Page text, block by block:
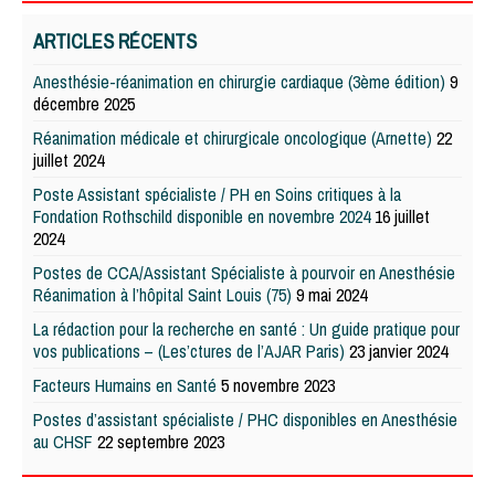
ARTICLES RÉCENTS
Anesthésie-réanimation en chirurgie cardiaque (3ème édition) 9
décembre 2025
Réanimation médicale et chirurgicale oncologique (Arnette) 22
juillet 2024
Poste Assistant spécialiste / PH en Soins critiques à la
Fondation Rothschild disponible en novembre 2024 16 juillet
2024
Postes de CCA/Assistant Spécialiste à pourvoir en Anesthésie
Réanimation à l’hôpital Saint Louis (75) 9 mai 2024
La rédaction pour la recherche en santé : Un guide pratique pour
vos publications – (Les’ctures de l’AJAR Paris) 23 janvier 2024
Facteurs Humains en Santé 5 novembre 2023
Postes d’assistant spécialiste / PHC disponibles en Anesthésie
au CHSF 22 septembre 2023